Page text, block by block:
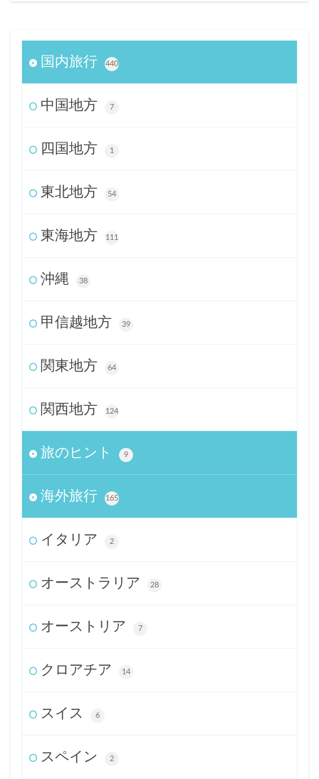
国内旅行 440
中国地方 7
四国地方 1
東北地方 54
東海地方 111
沖縄 38
甲信越地方 39
関東地方 64
関西地方 124
旅のヒント 9
海外旅行 165
イタリア 2
オーストラリア 28
オーストリア 7
クロアチア 14
スイス 6
スペイン 2